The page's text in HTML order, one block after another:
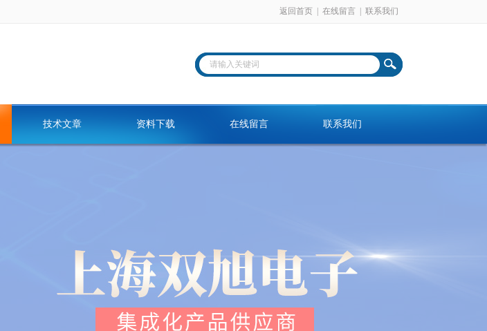
返回首页 在线留言 联系我们
技术文章 资料下载 在线留言 联系我们